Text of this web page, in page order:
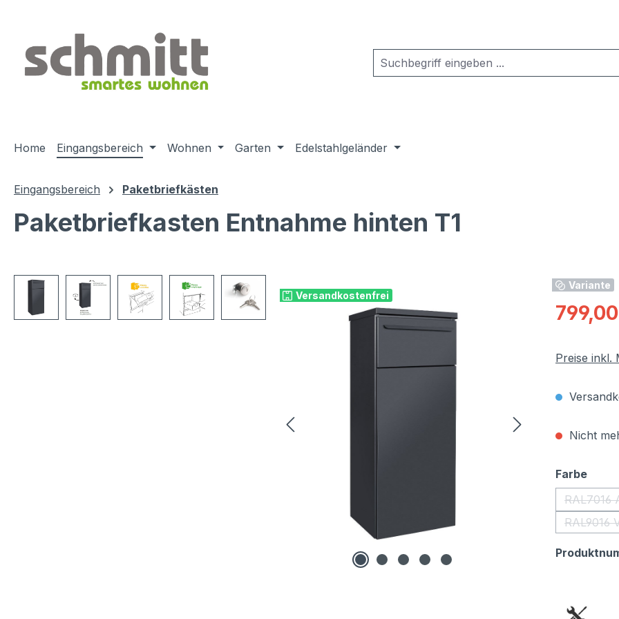
Home Eingangsbereich Wohnen Garten Edelstahlgeländer
Eingangsbereich Paketbriefkästen
Paketbriefkasten Entnahme hinten T1
Versandkostenfrei
Variante
Preise inkl.
Nicht
Farbe
RAL7016
RAL9016